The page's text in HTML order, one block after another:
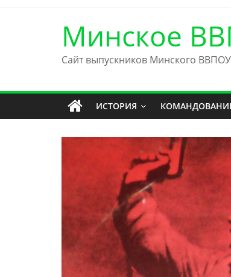
Минское
Сайт выпускников Минского ВВПОУ
ИСТОРИЯ